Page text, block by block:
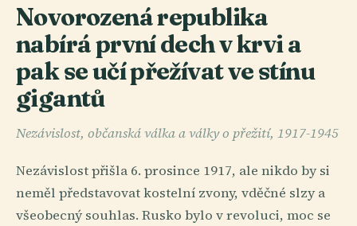
Novorozená republika
nabírá první dech v krvi a
pak se učí přežívat ve stínu
gigantů
Nezávislost, občanská válka a války o přežití, 1917-1945
Nezávislost přišla 6. prosince 1917, ale nikdo by si
neměl představovat kostelní zvony, vděčné slzy a
všeobecný souhlas. Rusko bylo v revoluci, moc se